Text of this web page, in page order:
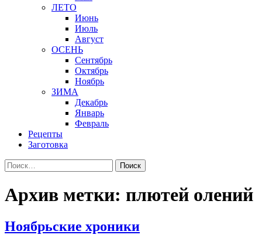
ЛЕТО
Июнь
Июль
Август
ОСЕНЬ
Сентябрь
Октябрь
Ноябрь
ЗИМА
Декабрь
Январь
Февраль
Рецепты
Заготовка
Найти:
Архив метки: плютей олений
Ноябрьские хроники